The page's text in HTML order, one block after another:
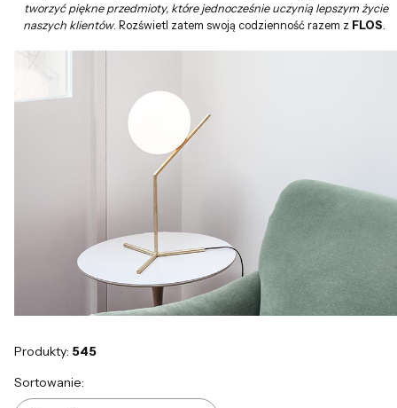
tworzyć piękne przedmioty, które jednocześnie uczynią lepszym życie
naszych klientów. Rozświetl zatem swoją codzienność razem z FLOS.
Produkty: 545
Lista produktów
Sortowanie: